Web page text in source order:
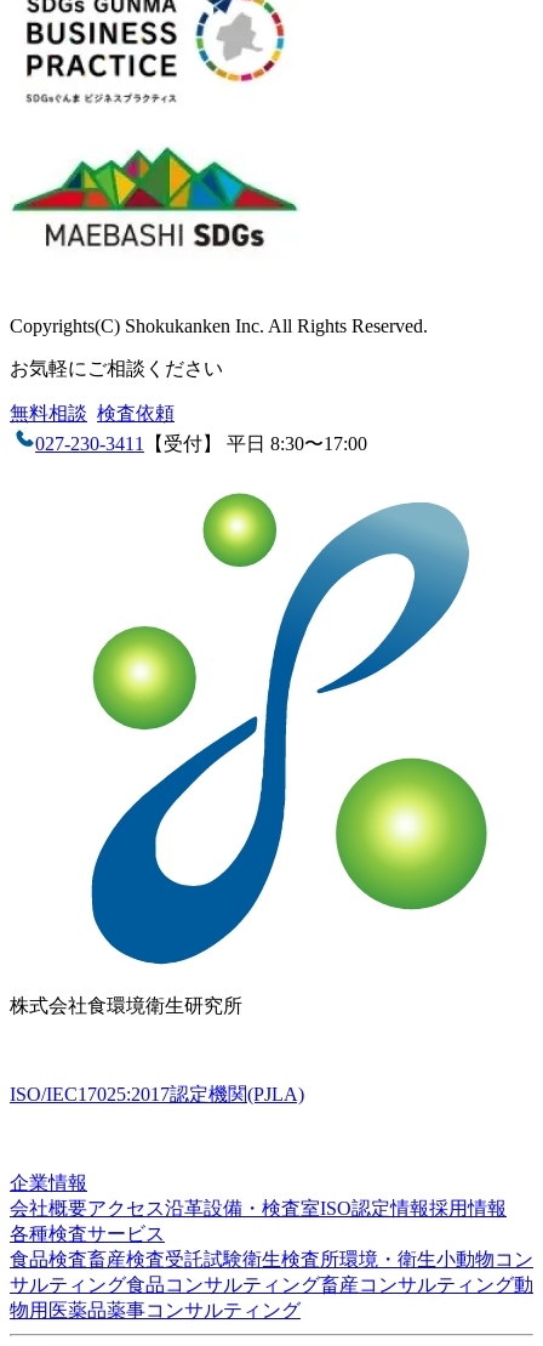
Copyrights(C) Shokukanken Inc. All Rights Reserved.
お気軽にご相談ください
無料相談 検査依頼
027-230-3411
【受付】 平日 8:30〜17:00
株式会社食環境衛生研究所
ISO/IEC17025:2017認定機関(PJLA)
企業情報
会社概要アクセス沿革設備・検査室ISO認定情報採用情報
各種検査サービス
食品検査畜産検査受託試験衛生検査所環境・衛生小動物コン
サルティング食品コンサルティング畜産コンサルティング動
物用医薬品薬事コンサルティング